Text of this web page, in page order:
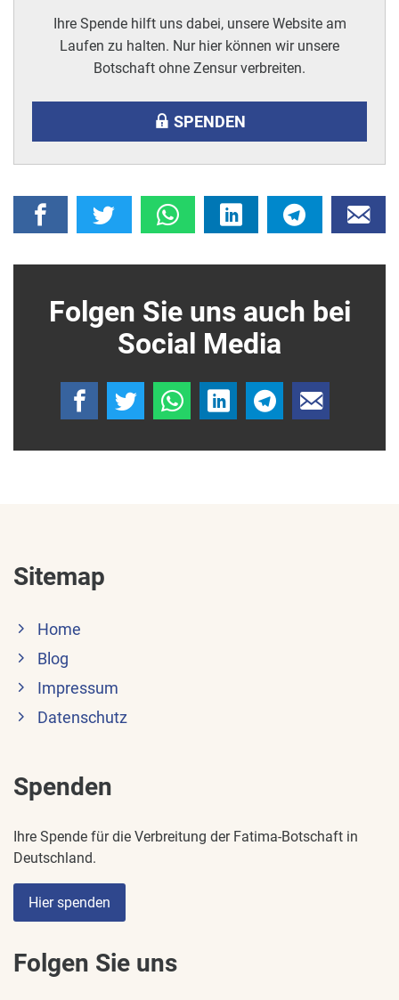
Ihre Spende hilft uns dabei, unsere Website am
Laufen zu halten. Nur hier können wir unsere
Botschaft ohne Zensur verbreiten.
SPENDEN
Folgen Sie uns auch bei
Social Media
Sitemap
Home
Blog
Impressum
Datenschutz
Spenden
Ihre Spende für die Verbreitung der Fatima-Botschaft in
Deutschland.
Hier spenden
Folgen Sie uns